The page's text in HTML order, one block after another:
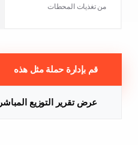
من تغذيات المحطات
قم بإدارة حملة مثل هذه
عرض تقرير التوزيع المباشر